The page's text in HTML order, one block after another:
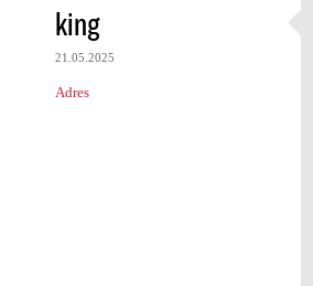
king
21.05.2025
Adres